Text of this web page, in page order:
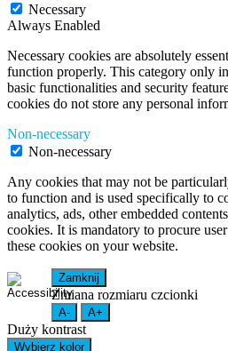
Necessary
Always Enabled
Necessary cookies are absolutely
function properly. This category only
basic functionalities and security
cookies do not store any personal
Non-necessary
Non-necessary
Any cookies that may not be
to function and is used specifically to
analytics, ads, other embedded
cookies. It is mandatory to procure
these cookies on your website.
Zamknij
Zmiana rozmiaru czcionki
A- A+
Duży kontrast
Wybierz kolor